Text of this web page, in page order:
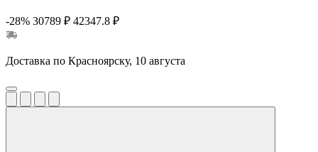
-28% 30789 ₽ 42347.8 ₽
Доставка по Красноярску, 10 августа